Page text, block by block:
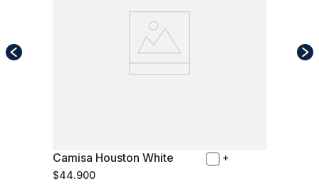
M
Camisa Houston White
$44.900